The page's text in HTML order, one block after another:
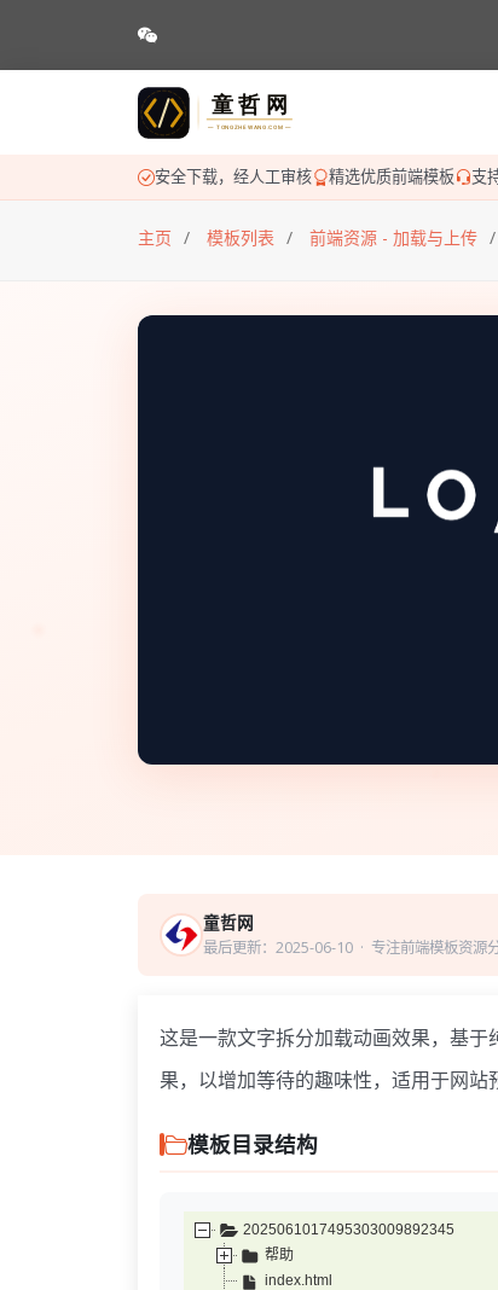
安全下载，经人工审核 精选优质前端模板 支
主页 模板列表 前端资源 - 加载与上传
童哲网
最后更新：2025-06-10· 专注前端模板资源
这是一款文字拆分加载动画效果，基
果，以增加等待的趣味性，适用于网站
模板目录结构
2025061017495303009892345
帮助
index.html